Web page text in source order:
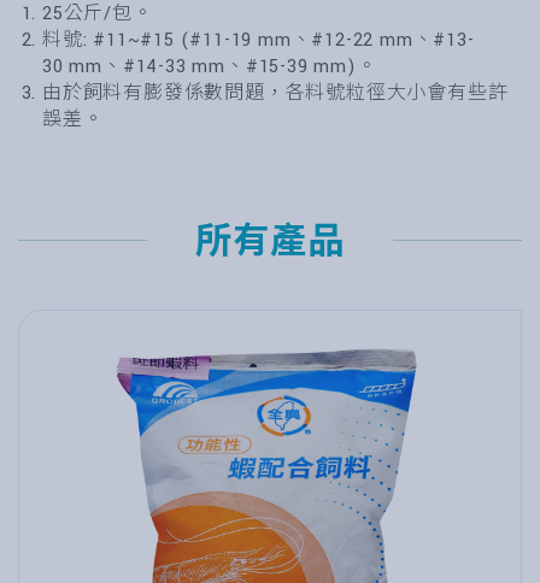
25公斤/包。
料號: #11~#15 (#11-19 mm、#12-22 mm、#13-
30 mm、#14-33 mm、#15-39 mm)。
由於飼料有膨發係數問題，各料號粒徑大小會有些許
誤差。
所有產品